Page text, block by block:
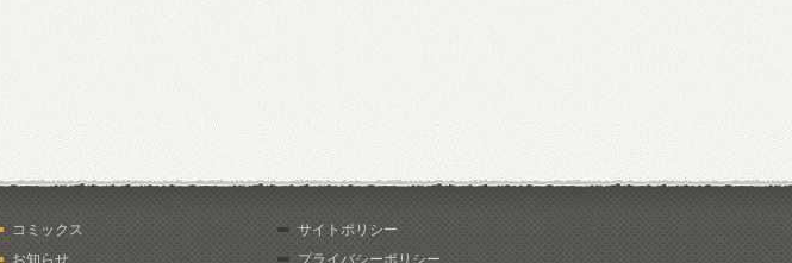
コミックス
お知らせ
サイトポリシー
プライバシーポリシー